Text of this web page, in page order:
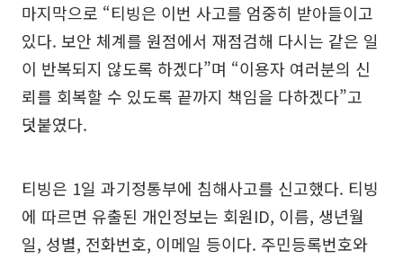
마지막으로 “티빙은 이번 사고를 엄중히 받아들이고
있다. 보안 체계를 원점에서 재점검해 다시는 같은 일
이 반복되지 않도록 하겠다”며 “이용자 여러분의 신
뢰를 회복할 수 있도록 끝까지 책임을 다하겠다”고
덧붙였다.
티빙은 1일 과기정통부에 침해사고를 신고했다. 티빙
에 따르면 유출된 개인정보는 회원ID, 이름, 생년월
일, 성별, 전화번호, 이메일 등이다. 주민등록번호와